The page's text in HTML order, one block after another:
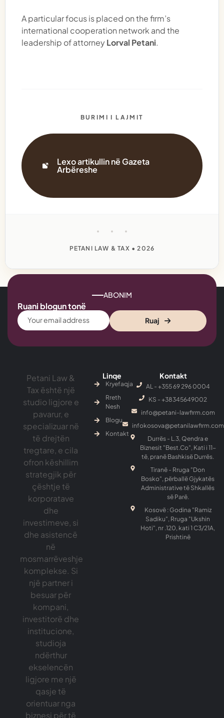
A particular focus is placed on the firm’s
international cooperation network and the
Lexo artikullin në Gazeta
Ruani blogun tonë
Ruaj
Petani Law &
Tax është një
studio ligjore e
pavarur, e
specializuar në
të drejtën
tregtare, e cila
ofron këshillim
strategjik për
çështje të
korporatave
dhe
investimeve, si
dhe asistencë
në
mosmarrëveshje
komplekse. Si
një partner i
besuar për
kompani,
investitorë dhe
institucione,
studioja
ndërthur
ekselencën
ligjore me një
qasje të
orientuar nga
Linqe
Kryefaqja
Rreth
Nesh
Blogu
Kontakt
AL - +355 69 296 0004
KS - ‎+38345649002
info@petani-lawfirm.com
infokosova@petanilawfirm.com
Durrës - L.3, Qendra e
Biznesit "Best.Co", Kati i 11-
të, pranë Bashkisë Durrës.
Tiranë - Rruga "Don
Bosko", përballë Gjykatës
Administrative të Shkallës
së Parë.
Kosovë : Godina "Ramiz
Sadiku", Rruga "Ukshin
Hoti", nr .120, kati 1 C3/21A,